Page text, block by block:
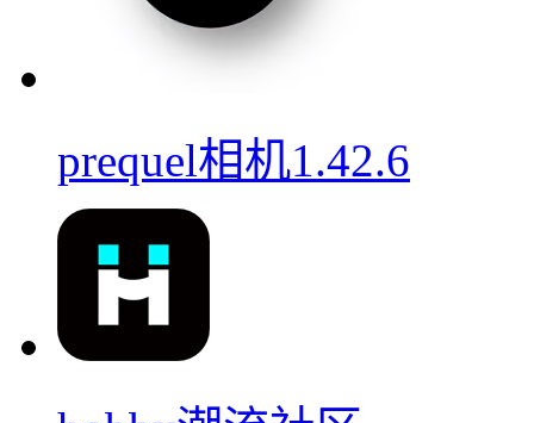
prequel相机1.42.6